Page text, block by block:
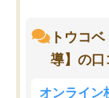
トウコ
導】の口
オンライン